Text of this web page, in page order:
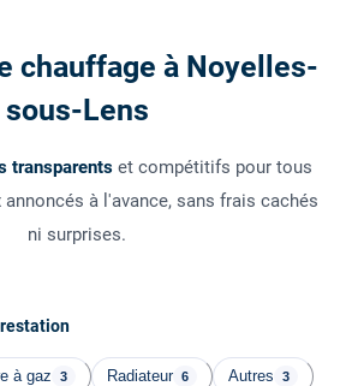
chauffage à Noyelles-
sous-Lens
transparents et compétitifs pour tous
à l'avance, sans frais cachés
ni surprises.
à gaz 3 Radiateur 6 Autres 3